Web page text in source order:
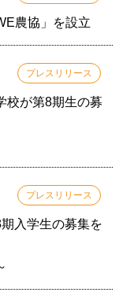
農協」を設立
プレスリリース
が第8期生の募
プレスリリース
入学生の募集を